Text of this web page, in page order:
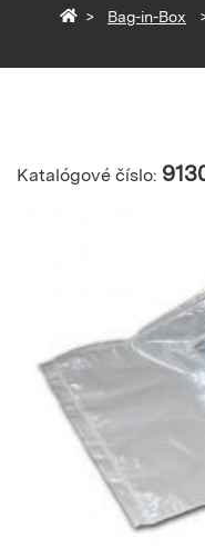
Späť na
Bag-in-Box
Katalógové číslo: